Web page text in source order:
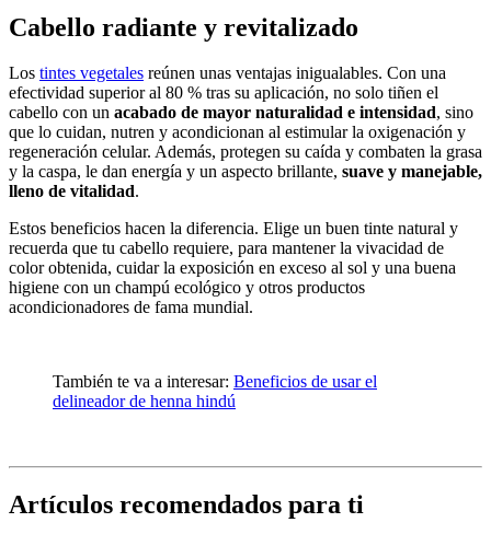
Cabello radiante y revitalizado
Los tintes vegetales reúnen unas ventajas inigualables. Con una
efectividad superior al 80 % tras su aplicación, no solo tiñen el
cabello con un acabado de mayor naturalidad e intensidad, sino
que lo cuidan, nutren y acondicionan al estimular la oxigenación y
regeneración celular. Además, protegen su caída y combaten la grasa
y la caspa, le dan energía y un aspecto brillante, suave y manejable,
lleno de vitalidad.
Estos beneficios hacen la diferencia. Elige un buen tinte natural y
recuerda que tu cabello requiere, para mantener la vivacidad de
color obtenida, cuidar la exposición en exceso al sol y una buena
higiene con un champú ecológico y otros productos
acondicionadores de fama mundial.
También te va a interesar: Beneficios de usar el
delineador de henna hindú
Artículos recomendados para ti